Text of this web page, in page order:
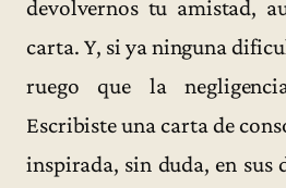
devolvernos tu amistad,
carta. Y, si ya ninguna
ruego que la
Escribiste una carta de
inspirada, sin duda, en sus